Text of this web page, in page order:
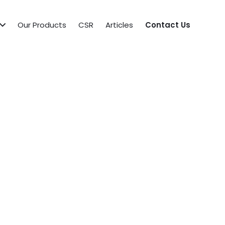
Our Products CSR Articles Contact Us